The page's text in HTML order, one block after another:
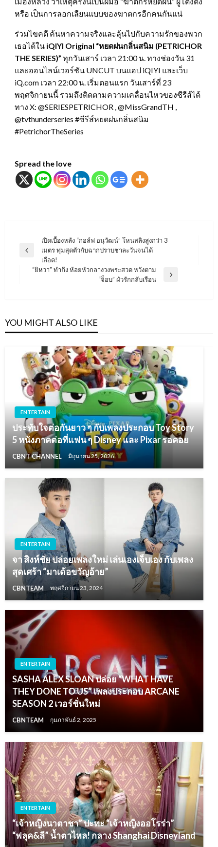
หรือ เป็นการลอกเลียนแบบของฆาตกรอีกคนกันแน่
ร่วมไขคดี ค้นหาความจริงและลุ้นไปกับความรักของพวก
เธอได้ใน iQIYI Original “หยดฝนกลิ่นสนิม (PETRICHOR
THE SERIES)” ทุกวันเสาร์ เวลา 21:00 น. ทางช่องวัน 31
และออนไลน์เวอร์ชัน UNCUT บนแอป iQIYI และเว็บ
iQ.com เวลา 22:00 น. เริ่มตอนแรก วันเสาร์ที่ 23
พฤศจิกายนนี้ รวมถึงติดตามความเคลื่อนไหวของซีรีส์ได้
ทาง X: @SERIESPETRICHOR , @MissGrandTH ,
@tvthunderseries #ซีรีส์หยดฝนกลิ่นสนิม
#PetrichorTheSeries
Spread the love
แนะแนว
เรื่อง
Previous
เปิดเบื้องหลัง “กอล์ฟ อนุวัฒน์” โหนสลิงสูงกว่า 3
เมตร ทุ่มสุดตัวกับฉากปราบชาละวันจนได้
เลือด!
“ยิหวา” ทำถึง ห้อยหัวกลางวงพระสวด หวังตาม
“จ็อบ” ผัวรักกลับเรือน
YOU MIGHT ALSO LIKE
ENTERTAIN
ประทับใจต่อกันยาว ๆ กับเพลงประกอบ Toy Story
5 หนังภาคต่อที่แฟน ๆ Disney และ Pixar รอคอย
CBNT CHANNEL มิถุนายน 25, 2026
ENTERTAIN
จา สิงห์ชัย ปล่อยเพลงใหม่ เล่นเองเจ็บเอง กับเพลง
สุดเศร้า “มาเด้อขวัญอ้าย”
CBNTEAM พฤศจิกายน 23, 2024
ENTERTAIN
SASHA ALEX SLOAN ปล่อย “WHAT HAVE
THEY DONE TO US” เพลงประกอบ ARCANE
SEASON 2 เวอร์ชั่นใหม่
CBNTEAM กุมภาพันธ์ 2, 2025
ENTERTAIN
“เจ้าหญิงนาตาชา” ปะทะ “เจ้าหญิงออโรร่า”
“ฟลุค&ลี” น้ำตาไหล! กลาง Shanghai Disneyland